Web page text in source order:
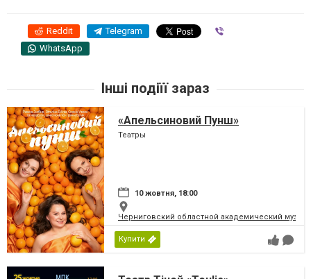
Reddit Telegram
WhatsApp
Інші подіїї зараз
«Апельсиновий Пунш»
Театры
10 жовтня, 18:00
Черниговский областной академический
Купити